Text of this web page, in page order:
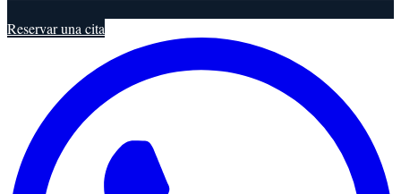
Reservar una cita